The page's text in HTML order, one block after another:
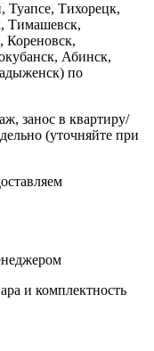
Туапсе, Тихорецк,
Тимашевск,
Кореновск,
Абинск,
по
занос в квартиру/
(уточняйте при
и комплектность